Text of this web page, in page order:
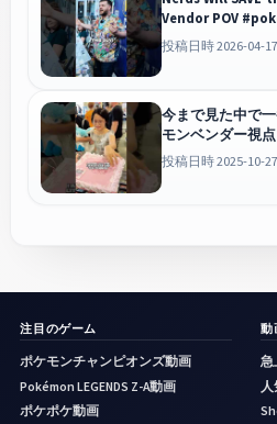
Vendor POV
投稿日時 2026-04-
今まで見た中で
モンベンダー視
投稿日時 2025-10-
注目のゲーム
ポケモンチャンピオンズ動画
Pokémon LEGENDS Z-A動画
ポケポケ動画
動
急